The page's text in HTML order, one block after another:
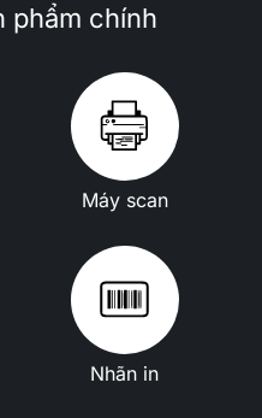
phẩm chính
Máy scan
Nhãn in